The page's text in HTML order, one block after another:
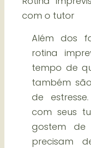
com o tutor
Além dos
rotina
tempo de
também
de
com seus
gostem de
precisam